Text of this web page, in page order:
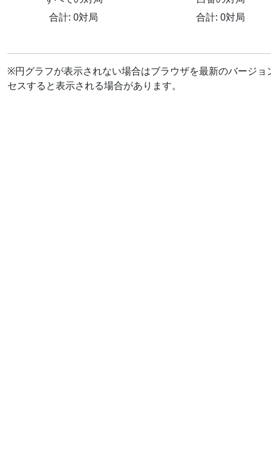
合計: 0対局
合計: 0対局
※円グラフが表示されない場合はブラウザを最新のバージ
セスすると表示される場合があります。